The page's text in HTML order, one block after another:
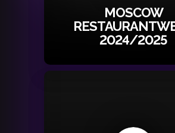
MOSCOW
2024/2025